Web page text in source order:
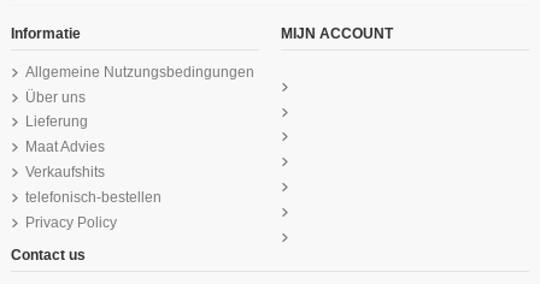
Informatie
Allgemeine Nutzungsbedingungen
Über uns
Lieferung
Maat Advies
Verkaufshits
telefonisch-bestellen
Privacy Policy
MIJN ACCOUNT
Contact us